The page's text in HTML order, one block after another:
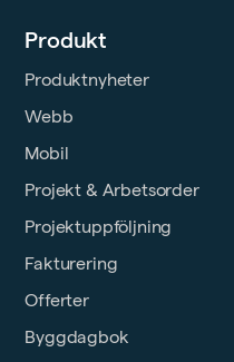
Produkt
Produktnyheter
Webb
Mobil
Projekt & Arbetsorder
Projektuppföljning
Fakturering
Offerter
Byggdagbok